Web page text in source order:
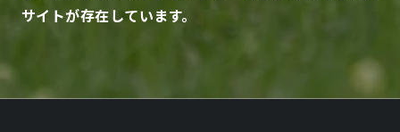
サイトが存在しています。